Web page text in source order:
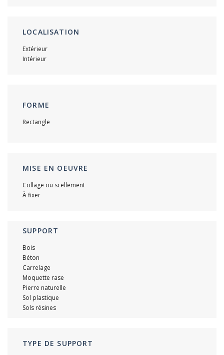
LOCALISATION
Extérieur
Intérieur
FORME
Rectangle
MISE EN OEUVRE
Collage ou scellement
À fixer
SUPPORT
Bois
Béton
Carrelage
Moquette rase
Pierre naturelle
Sol plastique
Sols résines
TYPE DE SUPPORT